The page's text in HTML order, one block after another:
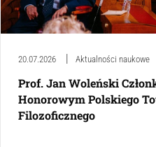
20.07.2026 Aktualności naukowe
Prof. Jan Woleński
Honorowym Polskiego
Filozoficznego